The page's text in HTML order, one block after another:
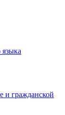
языка
и гражданской